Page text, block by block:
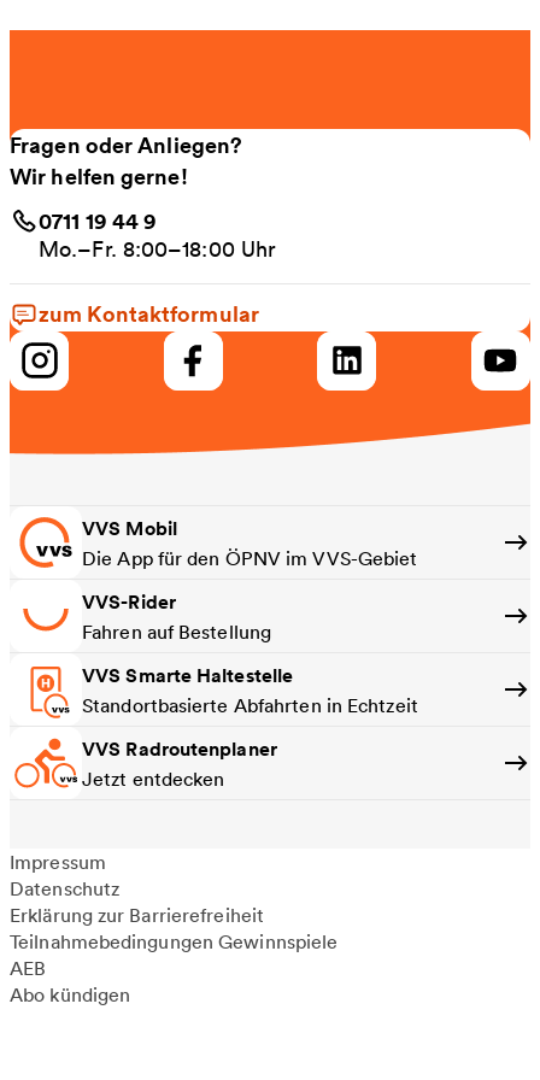
Fragen oder Anliegen?
Wir helfen gerne!
0711 19 44 9
Mo.–Fr. 8:00–18:00 Uhr
zum Kontaktformular
VVS Mobil
Die App für den ÖPNV im VVS-Gebiet
VVS-Rider
Fahren auf Bestellung
VVS Smarte Haltestelle
Standortbasierte Abfahrten in Echtzeit
VVS Radroutenplaner
Jetzt entdecken
Impressum
Datenschutz
Erklärung zur Barrierefreiheit
Teilnahmebedingungen Gewinnspiele
AEB
Abo kündigen